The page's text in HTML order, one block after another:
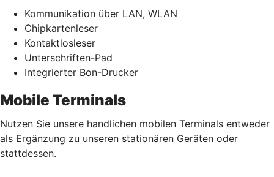
Kommunikation über LAN, WLAN
Chipkartenleser
Kontaktlosleser
Unterschriften-Pad
Integrierter Bon-Drucker
Mobile Terminals
Nutzen Sie unsere handlichen mobilen Terminals entweder
als Ergänzung zu unseren stationären Geräten oder
stattdessen.